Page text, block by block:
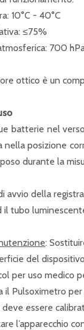
10°C - 40°C
≤75%
700
ottico è un
batterie nel
nella posizione
durante la
avvio della
il tubo
:
del
per uso medico
il Pulsoximetro
essere
l’apparecchio